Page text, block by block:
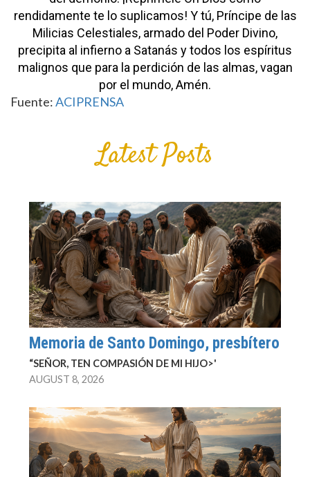
rendidamente te lo suplicamos! Y tú, Príncipe de las
Milicias Celestiales, armado del Poder Divino,
precipita al infierno a Satanás y todos los espíritus
malignos que para la perdición de las almas, vagan
por el mundo, Amén.
Fuente:ACIPRENSA
Latest Posts
Memoria de Santo Domingo, presbítero
“SEÑOR, TEN COMPASIÓN DE MI HIJO>'
AUGUST 8, 2026